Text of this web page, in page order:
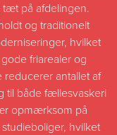
på afdelingen.
og traditionelt
hvilket
friarealer og
antallet af
til både fællesvaskeri
opmærksom på
hvilket